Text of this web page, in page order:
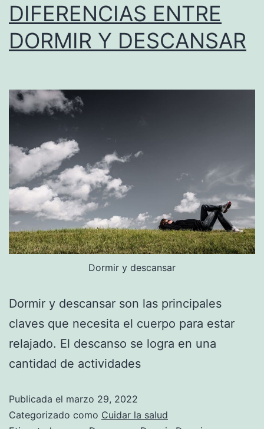
DIFERENCIAS ENTRE
DORMIR Y DESCANSAR
Dormir y descansar
Dormir y descansar son las principales
claves que necesita el cuerpo para estar
relajado. El descanso se logra en una
cantidad de actividades
Publicada el marzo 29, 2022
Categorizado como Cuidar la salud